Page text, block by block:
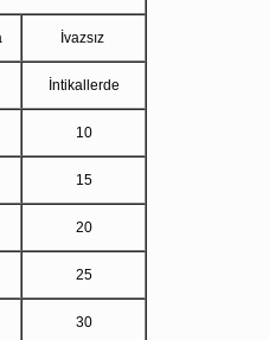
İvazsız
İntikallerde
10
15
20
25
30